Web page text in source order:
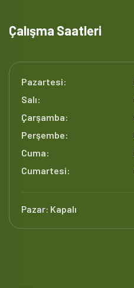
Çalışma Saatleri
Pazartesi:
Salı:
Çarşamba:
Perşembe:
Cuma:
Cumartesi:
Pazar: Kapalı